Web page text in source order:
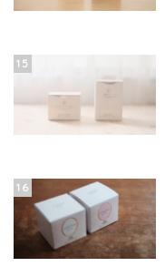
15
16